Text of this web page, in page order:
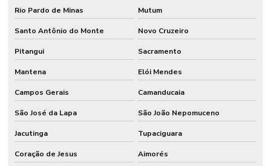
Rio Pardo de Minas Mutum
Santo Antônio do Monte Novo Cruzeiro
Pitangui Sacramento
Mantena Elói Mendes
Campos Gerais Camanducaia
São José da Lapa São João Nepomuceno
Jacutinga Tupaciguara
Coração de Jesus Aimorés